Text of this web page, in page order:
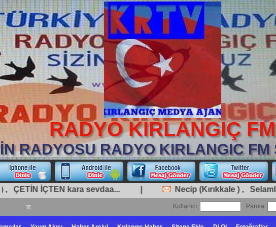
RADYO KIRLANGIÇ FM
RADYOSU RADYO KIRLANGIC FM
, ÇETİN İÇTEN kara sevdaa... | Necip (Kırıkkale ) ,
Kullanıcı: Parola: